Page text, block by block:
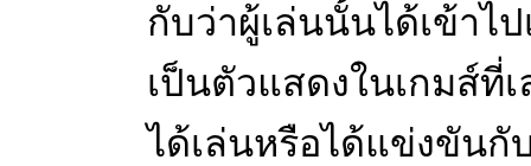
กับว่าผู้เล่นนั้นได้เข้าไ
เป็นตัวแสดงในเกมส์ที่
ได้เล่นหรือได้แข่งขัน